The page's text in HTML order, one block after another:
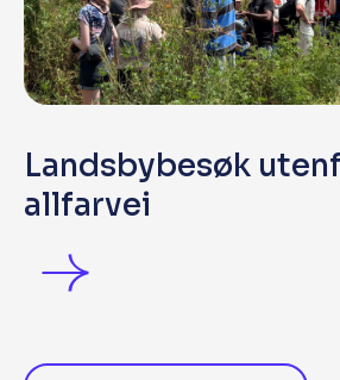
Landsbybesøk
allfarvei